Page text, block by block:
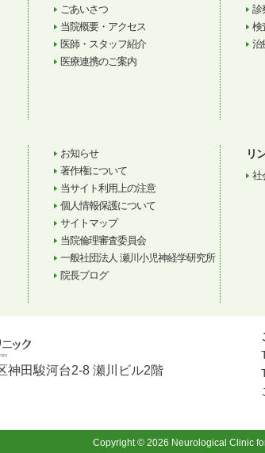
ごあいさつ
当院概要・アクセス
医師・スタッフ紹介
医療連携のご案内
診
検
治
お知らせ
著作権について
当サイト利用上の注意
個人情報保護について
サイトマップ
当院倫理審査委員会
一般社団法人 瀬川小児神経学研究所
院長ブログ
リ
社
神田駿河台2-8 瀬川ビル2階
Copyright © 2026 Neurological Clinic